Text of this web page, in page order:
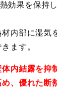
効果を保持
内部に湿気
ます。
内結露を抑
、優れた断